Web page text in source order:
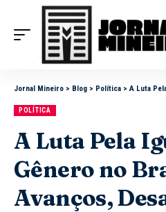
Jornal Mineiro > Blog > Política > A Luta Pela
POLÍTICA
A Luta Pela
Gênero no
Avanços,